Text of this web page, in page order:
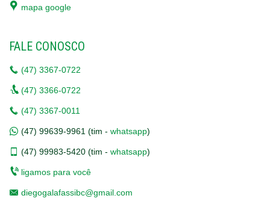
mapa google
FALE CONOSCO
(47) 3367-0722
(47) 3366-0722
(47) 3367-0011
(47) 99639-9961 (tim - whatsapp)
(47) 99983-5420 (tim - whatsapp)
ligamos para você
diegogalafassibc@gmail.com